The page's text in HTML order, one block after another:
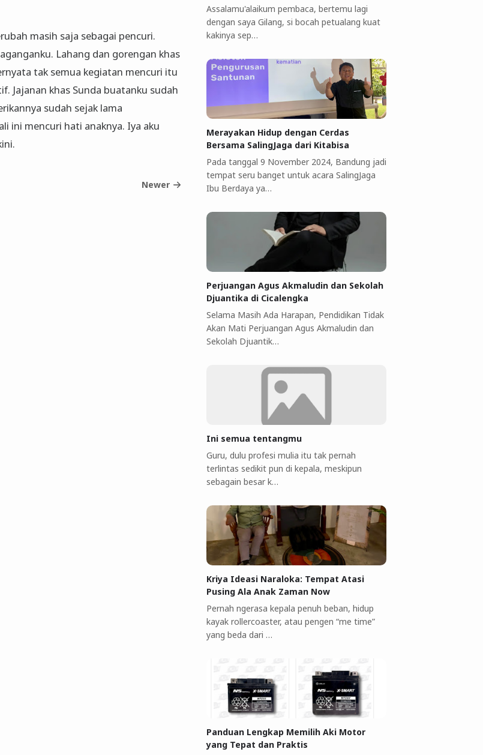
masih saja sebagai pencuri.
Lahang dan gorengan khas
tak semua kegiatan mencuri itu
Jajanan khas Sunda buatanku sudah
sudah sejak lama
ini mencuri hati anaknya. Iya aku
Newer
Assalamu'alaikum pembaca, bertemu lagi
dengan saya Gilang, si bocah petualang kuat
kakinya sep…
Merayakan Hidup dengan Cerdas
Bersama SalingJaga dari Kitabisa
Pada tanggal 9 November 2024, Bandung jadi
tempat seru banget untuk acara SalingJaga
Ibu Berdaya ya…
Perjuangan Agus Akmaludin dan Sekolah
Djuantika di Cicalengka
Selama Masih Ada Harapan, Pendidikan Tidak
Akan Mati Perjuangan Agus Akmaludin dan
Sekolah Djuantik…
Ini semua tentangmu
Guru, dulu profesi mulia itu tak pernah
terlintas sedikit pun di kepala, meskipun
sebagain besar k…
Kriya Ideasi Naraloka: Tempat Atasi
Pusing Ala Anak Zaman Now
Pernah ngerasa kepala penuh beban, hidup
kayak rollercoaster, atau pengen “me time”
yang beda dari …
Panduan Lengkap Memilih Aki Motor
yang Tepat dan Praktis